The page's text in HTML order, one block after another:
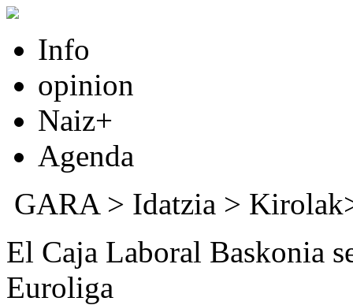
Info
opinion
Naiz+
Agenda
GARA> Idatzia >
El Caja Laboral Baskonia
Euroliga